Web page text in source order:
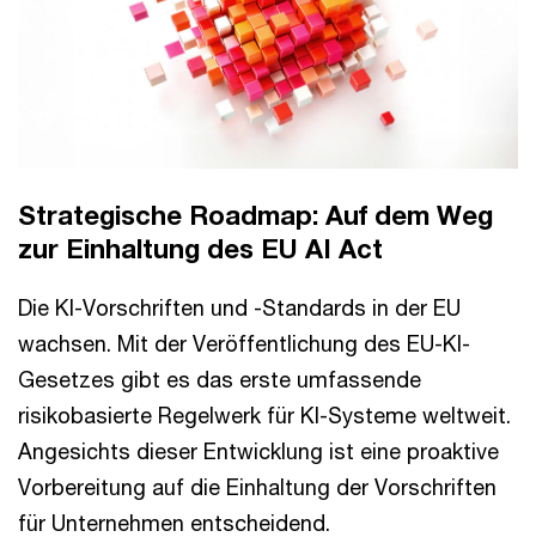
Strategische Roadmap: Auf dem Weg
zur Einhaltung des EU AI Act
Die KI-Vorschriften und -Standards in der EU
wachsen. Mit der Veröffentlichung des EU-KI-
Gesetzes gibt es das erste umfassende
risikobasierte Regelwerk für KI-Systeme weltweit.
Angesichts dieser Entwicklung ist eine proaktive
Vorbereitung auf die Einhaltung der Vorschriften
für Unternehmen entscheidend.